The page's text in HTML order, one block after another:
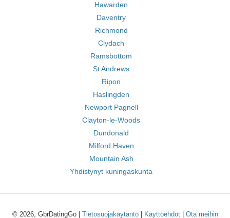
Hawarden
Daventry
Richmond
Clydach
Ramsbottom
St Andrews
Ripon
Haslingden
Newport Pagnell
Clayton-le-Woods
Dundonald
Milford Haven
Mountain Ash
Yhdistynyt kuningaskunta
© 2026, GbrDatingGo | Tietosuojakäytäntö| Käyttöehdot| Ota meihin